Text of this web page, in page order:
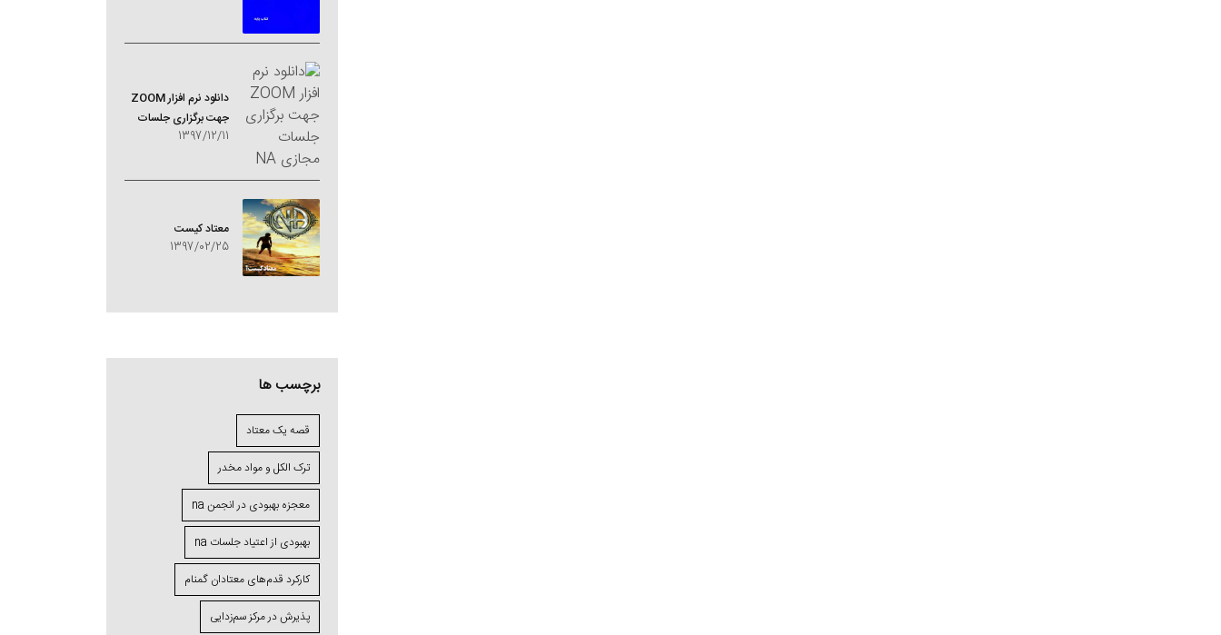
دانلود نرم افزار ZOOM
جهت برگزاری جلسات
مجازی NA
1397/12/11
معتاد کيست
1397/02/25
برچسب ها
قصه یک معتاد
ترک الکل و مواد مخدر
معجزه بهبودی در انجمن na
بهبودی از اعتیاد جلسات na
کارکرد قدم‌های معتادان گمنام
پذیرش در مرکز سم‌زدایی